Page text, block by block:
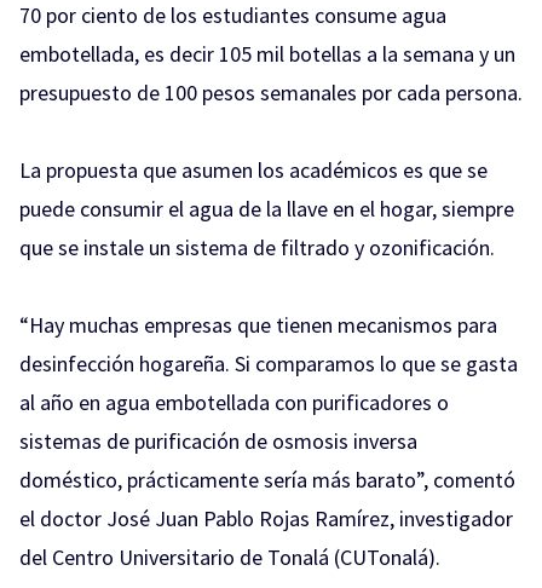
70 por ciento de los estudiantes consume agua
embotellada, es decir 105 mil botellas a la semana y un
presupuesto de 100 pesos semanales por cada persona.
La propuesta que asumen los académicos es que se
puede consumir el agua de la llave en el hogar, siempre
que se instale un sistema de filtrado y ozonificación.
“Hay muchas empresas que tienen mecanismos para
desinfección hogareña. Si comparamos lo que se gasta
al año en agua embotellada con purificadores o
sistemas de purificación de osmosis inversa
doméstico, prácticamente sería más barato”, comentó
el doctor José Juan Pablo Rojas Ramírez, investigador
del Centro Universitario de Tonalá (CUTonalá).